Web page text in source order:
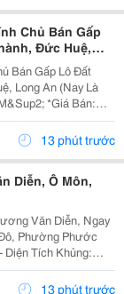
Chủ Bán Gấp
Đức Huệ,
Bán Gấp Lô Đất
Long An (Nay Là
*Giá Bán:
Điểm: - Đất Bằng
Nghiệp. -...13 phút trước
Diễn, Ô Môn,
Văn Diễn, Ngay
Phường Phước
Tích Khủng:
Tỷ (Thương Lượng)-
Nhanh- Lộ Giới:...
13 phút trước